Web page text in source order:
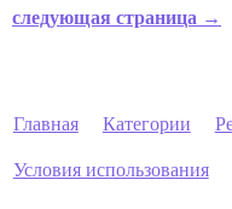
следующая страница →
Главная Категории
Условия использования